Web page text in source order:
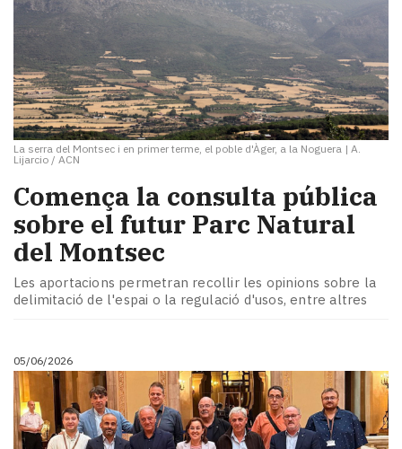
La serra del Montsec i en primer terme, el poble d'Àger, a la Noguera | A.
Lijarcio / ACN
Comença la consulta pública
sobre el futur Parc Natural
del Montsec
Les aportacions permetran recollir les opinions sobre la
delimitació de l'espai o la regulació d'usos, entre altres
05/06/2026